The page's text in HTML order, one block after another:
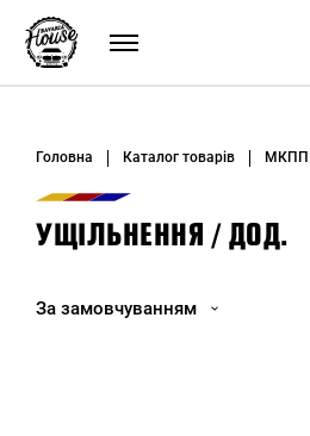
Головна Каталог товарів МКПП
УЩІЛЬНЕННЯ / ДОД.
За замовчуванням